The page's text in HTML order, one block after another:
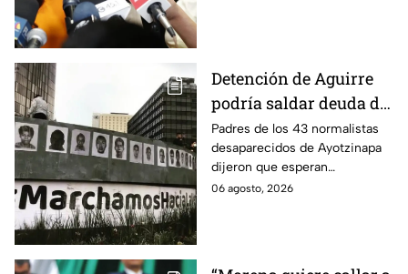
Detención de Aguirre
podría saldar deuda de
justicia: padres de los
43 de Ayotzinapa
Padres de los 43 normalistas
desaparecidos de Ayotzinapa
dijeron que esperan
información oficial sobre la
06 agosto, 2026